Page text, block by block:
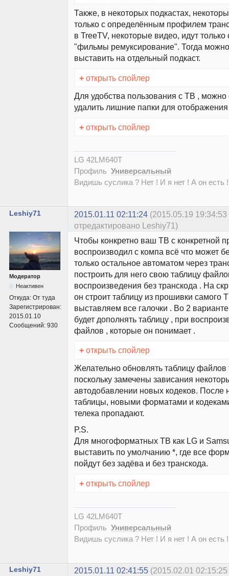
Также, в некоторых подкастах,
только с определённым профилем
в TreeTV, некоторые видео, идут
"фильмы ремуксирование". Тогда
выставить на отдельный подкаст.
+ открыть спойлер
Для удобства пользования с ТВ , можно
удалить лишние папки для
+ открыть спойлер
LG 42LM640T
Профиль Универсальный
Видишь суслика ? Нет ! И я нет ! А он есть
Leshiy71 2015.01.11 02:11:24 (2015.05.19 19:34:53
отредактировано Leshiy71)
Модератор
Неактивен
Откуда: От туда
Зарегистрирован:
2015.01.10
Сообщений: 930
Чтобы конкретно ваш ТВ с конкретной
воспроизводил с компа всё что может
только остальное автоматом через
построить для него свою таблицу
воспроизведения без транскода . На
он строит таблицу из прошивки самого
выставляем все галочки . Во 2
будет дополнять таблицу , при
файлов , которые он понимает .
+ открыть спойлер
Желательно обновлять таблицу файлов
поскольку замечены зависания
автодобавлении новых кодеков. После
таблицы, новыми форматами и
телека пропадают.
P.S.
Для многоформатных ТВ как LG и
выставить по умолчанию *, где все
пойдут без задёва и без транскода.
+ открыть спойлер
LG 42LM640T
Профиль Универсальный
Видишь суслика ? Нет ! И я нет ! А он есть
Leshiy71 2015.01.11 02:41:55 (2015.02.01 02:15:25